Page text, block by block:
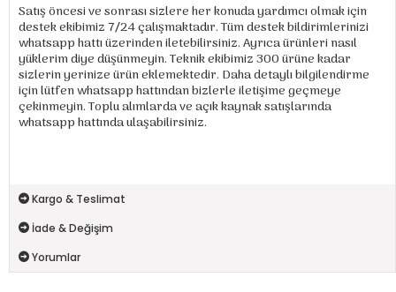
Satış öncesi ve sonrası sizlere her konuda yardımcı olmak için
destek ekibimiz 7/24 çalışmaktadır. Tüm destek bildirimlerinizi
whatsapp hattı üzerinden iletebilirsiniz. Ayrıca ürünleri nasıl
yüklerim diye düşünmeyin. Teknik ekibimiz 300 ürüne kadar
sizlerin yerinize ürün eklemektedir. Daha detaylı bilgilendirme
için lütfen whatsapp hattından bizlerle iletişime geçmeye
çekinmeyin. Toplu alımlarda ve açık kaynak satışlarında
whatsapp hattında ulaşabilirsiniz.
Kargo & Teslimat
İade & Değişim
Yorumlar